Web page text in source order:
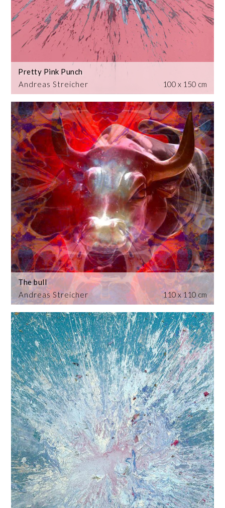
Andreas Streicher
Pretty Pink Punch
100 x 150 cm
Andreas Streicher
The bull
110 x 110 cm